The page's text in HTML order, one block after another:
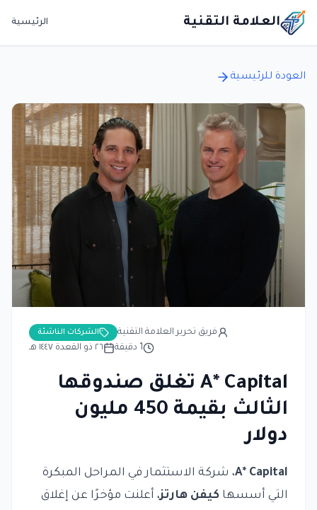
العلامة التقنية الرئيسية
العودة للرئيسية
الشركات الناشئة
فريق تحرير العلامة التقنية
٢٦ ذو القعدة ١٤٤٧ هـ
1 دقيقة
A* Capital تغلق صندوقها
الثالث بقيمة 450 مليون
دولار
A* Capital، شركة الاستثمار في المراحل المبكرة
التي أسسها كيفن هارتز، أعلنت مؤخرًا عن إغلاق